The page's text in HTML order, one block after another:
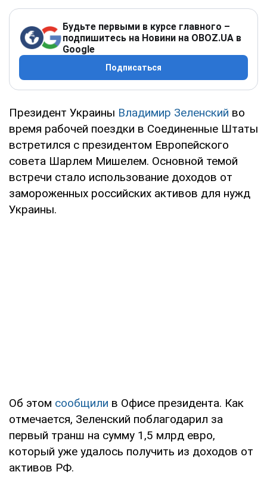
Будьте первыми в курсе главного –
подпишитесь на Новини на OBOZ.UA в
Google
Подписаться
Президент Украины Владимир Зеленский во
время рабочей поездки в Соединенные Штаты
встретился с президентом Европейского
совета Шарлем Мишелем. Основной темой
встречи стало использование доходов от
замороженных российских активов для нужд
Украины.
Об этом сообщили в Офисе президента. Как
отмечается, Зеленский поблагодарил за
первый транш на сумму 1,5 млрд евро,
который уже удалось получить из доходов от
активов РФ.